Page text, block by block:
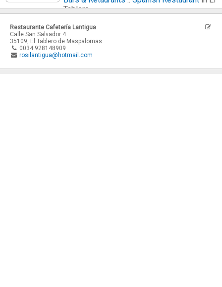
Tablero
Restaurante Cafetería Lantigua
Calle San Salvador 4
35109, El Tablero de Maspalomas
0034 928148909
rosilantigua@hotmail.com